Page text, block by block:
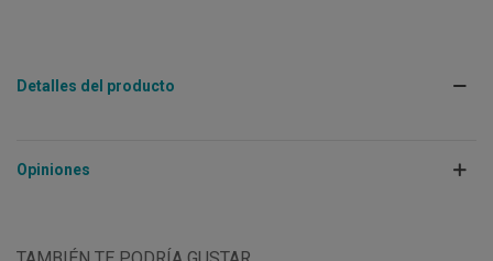
Detalles del producto
Opiniones